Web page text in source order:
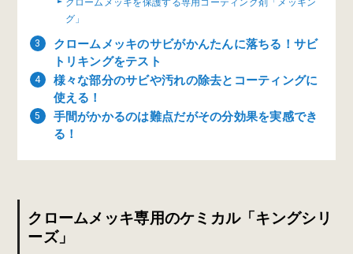
クロームメッキを保護する専用コーティング剤「メッキン
グ」
クロームメッキのサビがかんたんに落ちる！サビ
トリキングをテスト
様々な部分のサビや汚れの除去とコーティングに
使える！
手間がかかるのは難点だがその分効果を実感でき
る！
クロームメッキ専用のケミカル「キングシリ
ーズ」